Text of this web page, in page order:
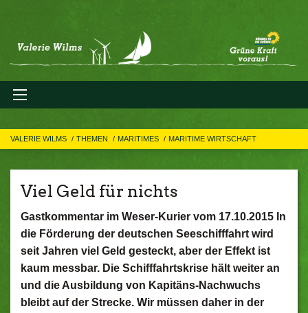
VALERIE WILMS THEMEN MARITIMES MARITIME WIRTSCHAFT
Viel Geld für nichts
Gastkommentar im Weser-Kurier vom 17.10.2015 In
die Förderung der deutschen Seeschifffahrt wird
seit Jahren viel Geld gesteckt, aber der Effekt ist
kaum messbar. Die Schifffahrtskrise hält weiter an
und die Ausbildung von Kapitäns-Nachwuchs
bleibt auf der Strecke. Wir müssen daher in der